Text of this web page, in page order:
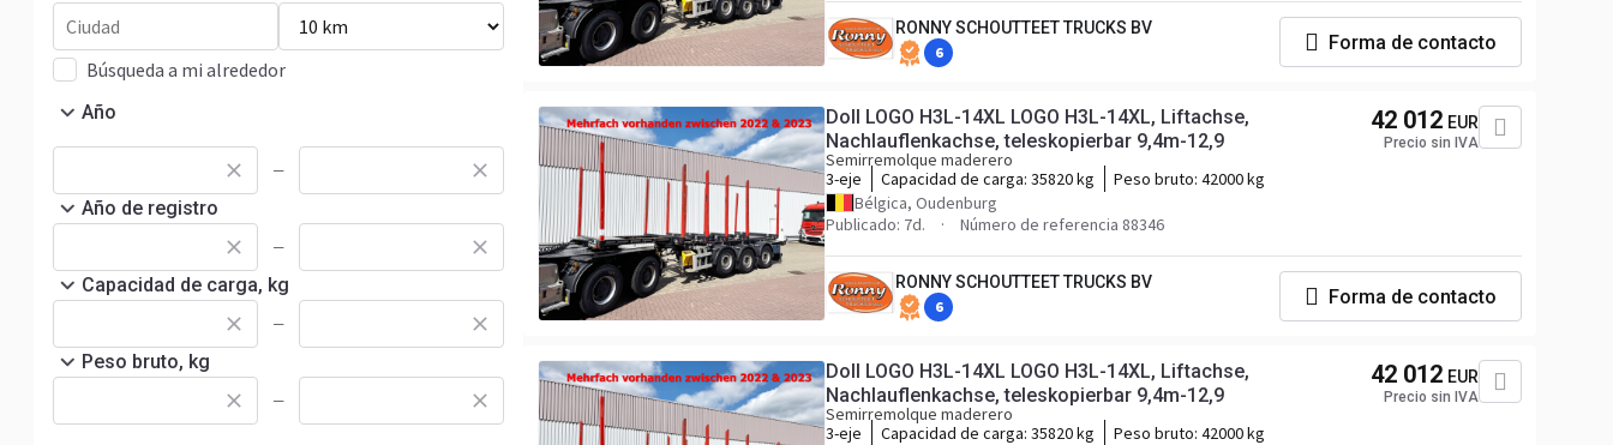
Búsqueda a mi alrededor
Año
—
Año de registro
—
Capacidad de carga, kg
—
Peso bruto, kg
—
RONNY SCHOUTTEET TRUCKS BV
6 Forma de contacto
Doll LOGO H3L-14XL LOGO H3L-14XL, Liftachse,
Nachlauflenkachse, teleskopierbar 9,4m-12,9
Semirremolque maderero
3-eje
Capacidad de carga: 35820 kg Peso bruto: 42000 kg
Bélgica, Oudenburg
Publicado: 7d.
Número de referencia 88346
42 012 EUR
Precio sin IVA
RONNY SCHOUTTEET TRUCKS BV
6 Forma de contacto
Doll LOGO H3L-14XL LOGO H3L-14XL, Liftachse,
Nachlauflenkachse, teleskopierbar 9,4m-12,9
Semirremolque maderero
3-eje
Capacidad de carga: 35820 kg Peso bruto: 42000 kg
42 012 EUR
Precio sin IVA